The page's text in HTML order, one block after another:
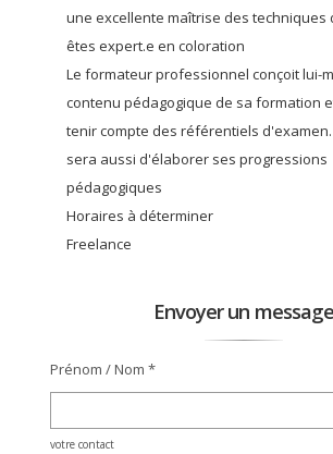
une excellente maîtrise des techniques
êtes expert.e en coloration
Le formateur professionnel conçoit lui-
contenu pédagogique de sa formation
tenir compte des référentiels
sera aussi d'élaborer ses progressions
pédagogiques
Horaires à déterminer
Freelance
Envoyer un message
Prénom / Nom *
votre contact